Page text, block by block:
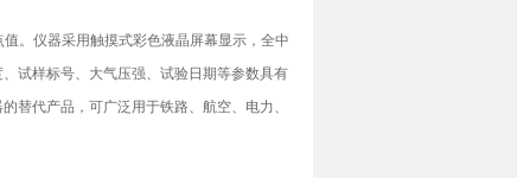
。仪器采用触摸式彩色液晶屏幕显示，全中
试样标号、大气压强、试验日期等参数具有
替代产品，可广泛用于铁路、航空、电力、